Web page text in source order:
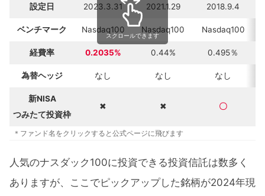
設定日 2023.3.31 2021.1.29 2018.9.4
ベンチマーク Nasdaq100 Nasdaq100 Nasdaq100
経費率 0.2035% 0.44% 0.495％
為替ヘッジ なし なし なし
新NISA
つみたて投資枠
✖ ✖ 〇
スクロールできます
＊ファンド名をクリックすると公式ページに飛びます
人気のナスダック100に投資できる投資信託は数多く
ありますが、ここでピックアップした銘柄が2024年現